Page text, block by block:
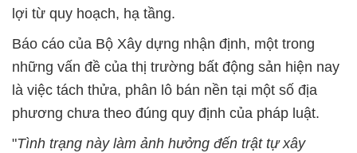
lợi từ quy hoạch, hạ tầng.
Báo cáo của Bộ Xây dựng nhận định, một trong
những vấn đề của thị trường bất động sản hiện nay
là việc tách thửa, phân lô bán nền tại một số địa
phương chưa theo đúng quy định của pháp luật.
"Tình trạng này làm ảnh hưởng đến trật tự xây